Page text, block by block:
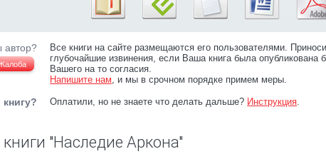
автор?
Все книги на сайте размещаются его пользователями.
глубочайшие извинения, если Ваша книга была опубликована
Вашего на то согласия.
Напишите нам, и мы в срочном порядке примем меры.
Оплатили, но не знаете что делать дальше? Инструкция.
"Наследие Аркона"